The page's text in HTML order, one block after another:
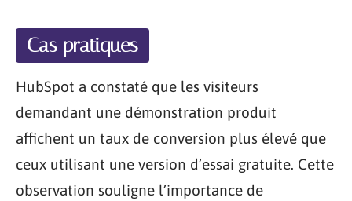
Cas pratiques
HubSpot a constaté que les visiteurs
demandant une démonstration produit
affichent un taux de conversion plus élevé que
ceux utilisant une version d’essai gratuite. Cette
observation souligne l’importance de